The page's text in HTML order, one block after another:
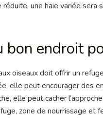
une haie variée sera
bon endroit
oiseaux doit offrir un
elle peut encourager des
elle peut cacher
zone de nourrissage et